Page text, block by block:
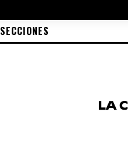
SECCIONES